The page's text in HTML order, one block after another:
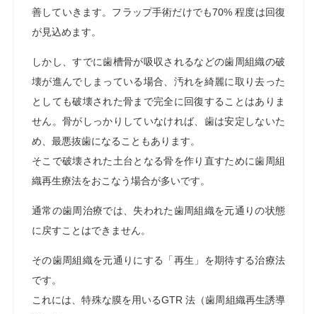
善していきます。フラップ手術だけでも70% 程度は回復
が見込めます。
しかし、すでに歯槽骨が吸収されるなどの歯周組織の破
壊が進んでしまっている場合、汚れを綺麗に取り去った
としても破壊された骨まで完全に回復することはありま
せん。骨がしっかりしていなければ、歯は安定しないた
め、最悪抜歯になることもあります。
そこで破壊された土台となる骨を作り直すために歯周組
織再生療法をおこなう場合が多いです。
通常の歯周治療では、失われた歯周組織を元通りの状態
に戻すことはできません。
その歯周組織を元通りにする「再生」を期待する治療法
です。
これには、特殊な膜を用いるGTR 法（歯周組織再生誘導